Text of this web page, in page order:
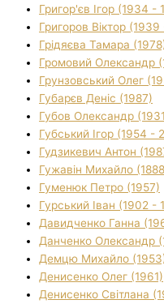
Григор'єв Ігор (1934 -
Григоров Віктор
Грідяєва Тамара
Громовий Олександр
Грунзовський Олег
Губарєв Деніс (1987)
Губов Олександр
Губський Ігор (1954 -
Гудзикевич Антон
Гужавін Михайло
Гуменюк Петро (1957)
Гурський Іван (1902 -
Давидченко Ганна
Данченко Олександр
Демцю Михайло
Денисенко Олег (1961)
Денисенко Світлана